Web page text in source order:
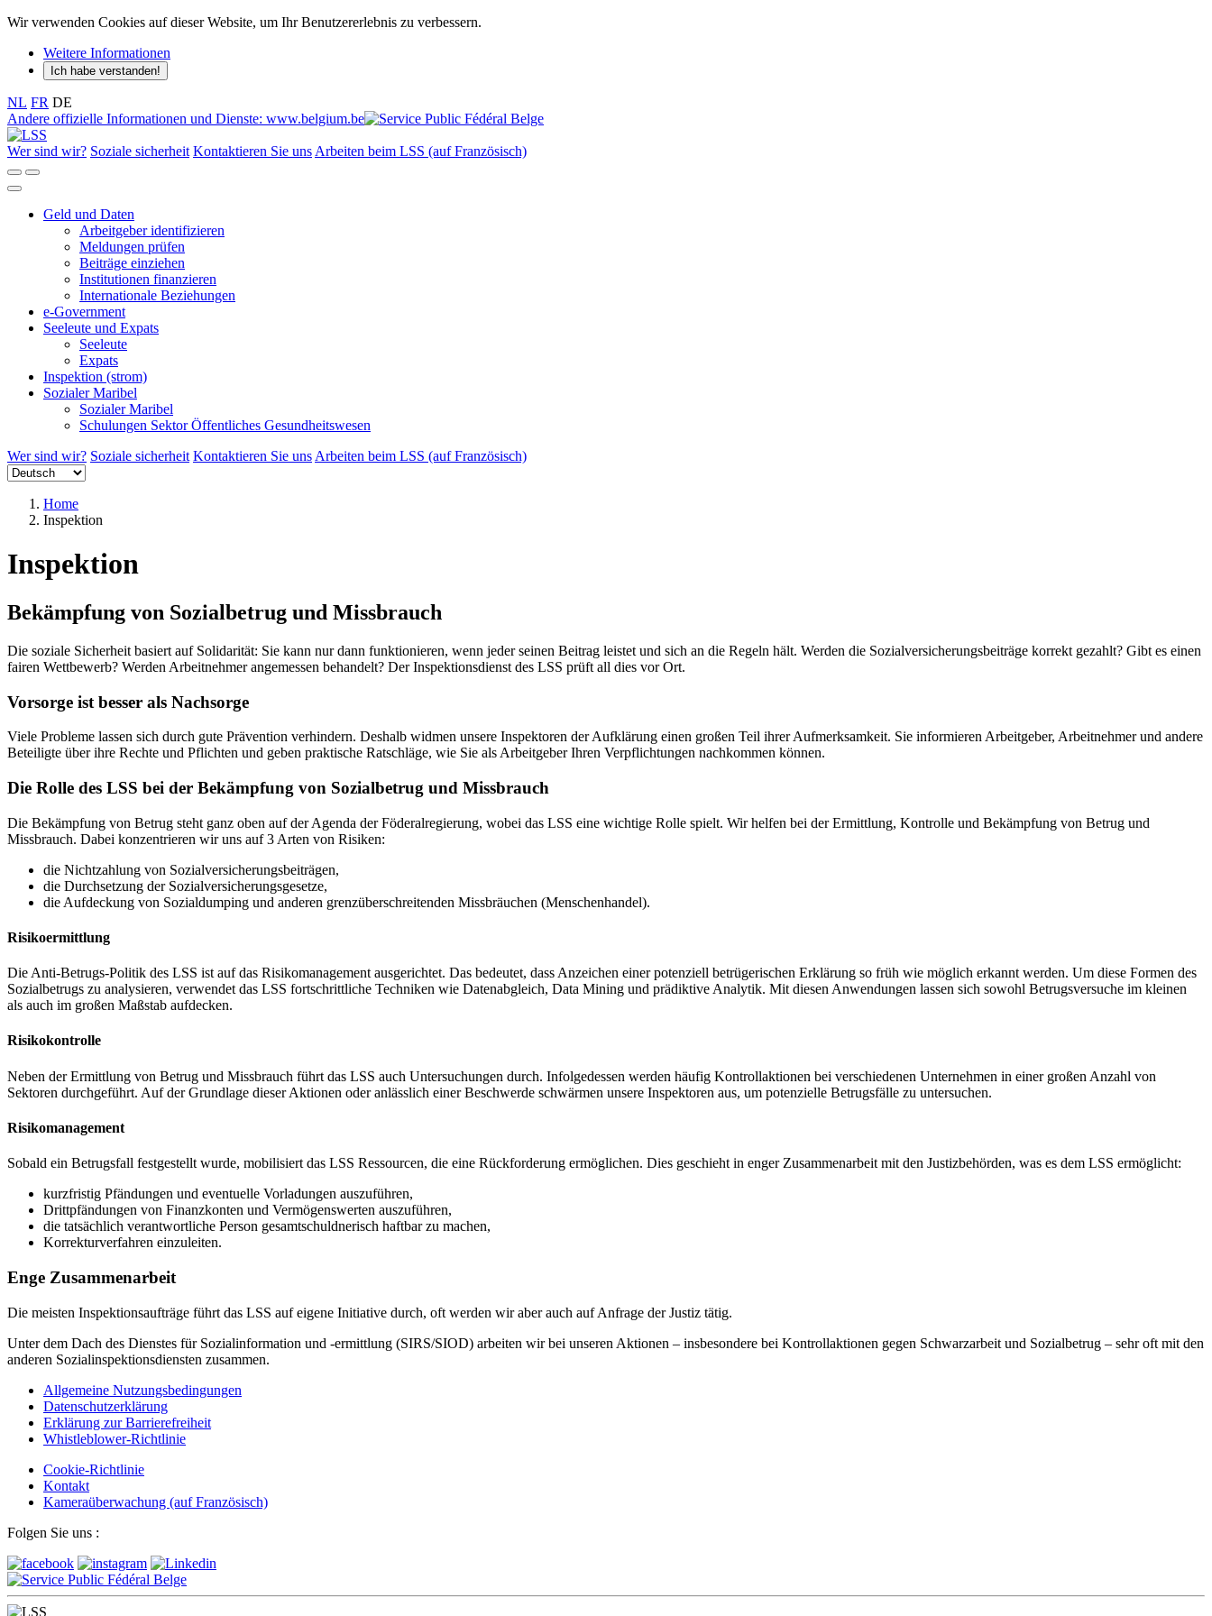
Wir verwenden Cookies auf dieser Website, um Ihr Benutzererlebnis zu verbessern.
Weitere Informationen
Ich habe verstanden!
NL FR DE
Andere offizielle Informationen und Dienste: www.belgium.be
Wer sind wir? Soziale sicherheit Kontaktieren Sie uns Arbeiten beim LSS (auf Französisch)
Geld und Daten
Arbeitgeber identifizieren
Meldungen prüfen
Beiträge einziehen
Institutionen finanzieren
Internationale Beziehungen
e-Government
Seeleute und Expats
Seeleute
Expats
Inspektion (strom)
Sozialer Maribel
Sozialer Maribel
Schulungen Sektor Öffentliches Gesundheitswesen
Wer sind wir? Soziale sicherheit Kontaktieren Sie uns Arbeiten beim LSS (auf Französisch)
Home
Inspektion
Inspektion
Bekämpfung von Sozialbetrug und Missbrauch
Die soziale Sicherheit basiert auf Solidarität: Sie kann nur dann funktionieren, wenn jeder seinen Beitrag leistet und sich an die Regeln hält. Werden die Sozialversicherungsbeiträge korrekt gezahlt? Gibt es einen
fairen Wettbewerb? Werden Arbeitnehmer angemessen behandelt? Der Inspektionsdienst des LSS prüft all dies vor Ort.
Vorsorge ist besser als Nachsorge
Viele Probleme lassen sich durch gute Prävention verhindern. Deshalb widmen unsere Inspektoren der Aufklärung einen großen Teil ihrer Aufmerksamkeit. Sie informieren Arbeitgeber, Arbeitnehmer und andere
Beteiligte über ihre Rechte und Pflichten und geben praktische Ratschläge, wie Sie als Arbeitgeber Ihren Verpflichtungen nachkommen können.
Die Rolle des LSS bei der Bekämpfung von Sozialbetrug und Missbrauch
Die Bekämpfung von Betrug steht ganz oben auf der Agenda der Föderalregierung, wobei das LSS eine wichtige Rolle spielt. Wir helfen bei der Ermittlung, Kontrolle und Bekämpfung von Betrug und
Missbrauch. Dabei konzentrieren wir uns auf 3 Arten von Risiken:
die Nichtzahlung von Sozialversicherungsbeiträgen,
die Durchsetzung der Sozialversicherungsgesetze,
die Aufdeckung von Sozialdumping und anderen grenzüberschreitenden Missbräuchen (Menschenhandel).
Risikoermittlung
Die Anti-Betrugs-Politik des LSS ist auf das Risikomanagement ausgerichtet. Das bedeutet, dass Anzeichen einer potenziell betrügerischen Erklärung so früh wie möglich erkannt werden. Um diese Formen des
Sozialbetrugs zu analysieren, verwendet das LSS fortschrittliche Techniken wie Datenabgleich, Data Mining und prädiktive Analytik. Mit diesen Anwendungen lassen sich sowohl Betrugsversuche im kleinen
als auch im großen Maßstab aufdecken.
Risikokontrolle
Neben der Ermittlung von Betrug und Missbrauch führt das LSS auch Untersuchungen durch. Infolgedessen werden häufig Kontrollaktionen bei verschiedenen Unternehmen in einer großen Anzahl von
Sektoren durchgeführt. Auf der Grundlage dieser Aktionen oder anlässlich einer Beschwerde schwärmen unsere Inspektoren aus, um potenzielle Betrugsfälle zu untersuchen.
Risikomanagement
Sobald ein Betrugsfall festgestellt wurde, mobilisiert das LSS Ressourcen, die eine Rückforderung ermöglichen. Dies geschieht in enger Zusammenarbeit mit den Justizbehörden, was es dem LSS ermöglicht:
kurzfristig Pfändungen und eventuelle Vorladungen auszuführen,
Drittpfändungen von Finanzkonten und Vermögenswerten auszuführen,
die tatsächlich verantwortliche Person gesamtschuldnerisch haftbar zu machen,
Korrekturverfahren einzuleiten.
Enge Zusammenarbeit
Die meisten Inspektionsaufträge führt das LSS auf eigene Initiative durch, oft werden wir aber auch auf Anfrage der Justiz tätig.
Unter dem Dach des Dienstes für Sozialinformation und -ermittlung (SIRS/SIOD) arbeiten wir bei unseren Aktionen – insbesondere bei Kontrollaktionen gegen Schwarzarbeit und Sozialbetrug – sehr oft mit den
anderen Sozialinspektionsdiensten zusammen.
Allgemeine Nutzungsbedingungen
Datenschutzerklärung
Erklärung zur Barrierefreiheit
Whistleblower-Richtlinie
Cookie-Richtlinie
Kontakt
Kameraüberwachung (auf Französisch)
Folgen Sie uns :